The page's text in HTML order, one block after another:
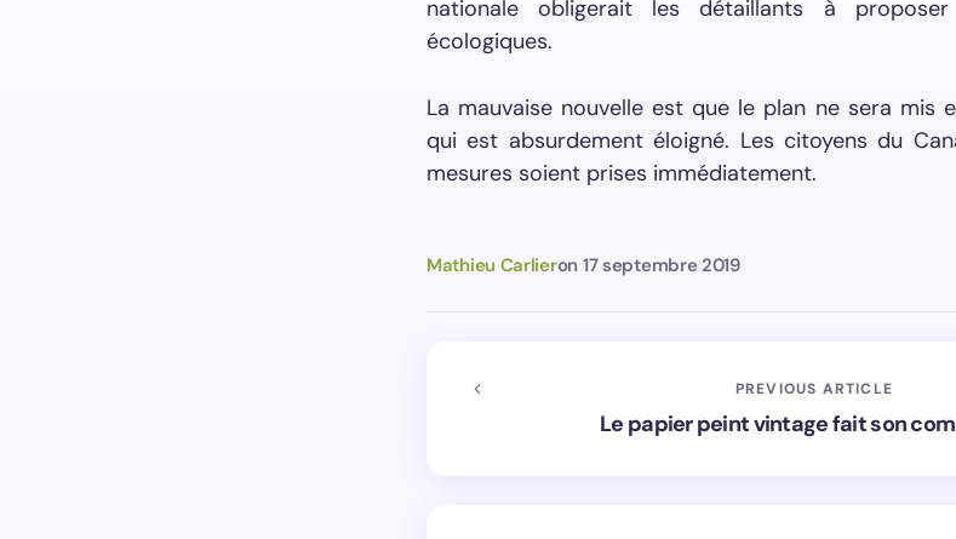
nationale obligerait les détaillants à
écologiques.
La mauvaise nouvelle est que le plan ne sera mis
qui est absurdement éloigné. Les citoyens du
mesures soient prises immédiatement.
Mathieu Carlieron 17 septembre 2019
PREVIOUS ARTICLE
Le papier peint vintage fait son